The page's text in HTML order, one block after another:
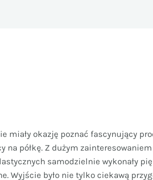
miały okazję poznać fascynujący
na półkę. Z dużym
samodzielnie wykonały
Wyjście było nie tylko ciekawą